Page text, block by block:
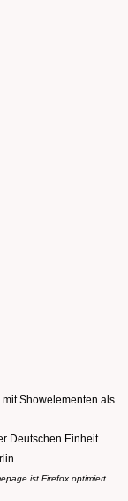
Showelementen als
Deutschen Einheit
ist Firefox optimiert